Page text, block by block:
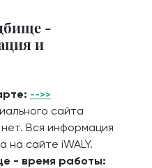
-
и
-->>
сайта
Вся информация
на сайте iWALY.
- время работы: